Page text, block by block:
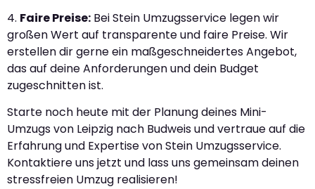
4. Faire Preise: Bei Stein Umzugsservice legen wir
großen Wert auf transparente und faire Preise. Wir
erstellen dir gerne ein maßgeschneidertes Angebot,
das auf deine Anforderungen und dein Budget
zugeschnitten ist.
Starte noch heute mit der Planung deines Mini-
Umzugs von Leipzig nach Budweis und vertraue auf die
Erfahrung und Expertise von Stein Umzugsservice.
Kontaktiere uns jetzt und lass uns gemeinsam deinen
stressfreien Umzug realisieren!